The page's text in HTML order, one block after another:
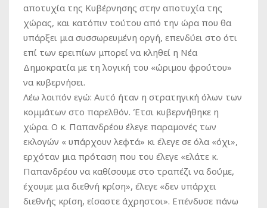
αποτυχία της Κυβέρνησης στην αποτυχία της
χώρας, και κατόπιν τούτου από την ώρα που θα
υπάρξει μια συσσωρευμένη οργή, επενδύει στο ότι
επί των ερειπίων μπορεί να κληθεί η Νέα
Δημοκρατία με τη λογική του «ώριμου φρούτου»
να κυβερνήσει.
Λέω λοιπόν εγώ: Αυτό ήταν η στρατηγική όλων των
κομμάτων στο παρελθόν. Έτσι κυβερνήθηκε η
χώρα. Ο κ. Παπανδρέου έλεγε παραμονές των
εκλογών « υπάρχουν λεφτά» κι έλεγε σε όλα «όχι»,
ερχόταν μια πρόταση που του έλεγε «ελάτε κ.
Παπανδρέου να καθίσουμε στο τραπέζι να δούμε,
έχουμε μια διεθνή κρίση», έλεγε «δεν υπάρχει
διεθνής κρίση, είσαστε άχρηστοι». Επένδυσε πάνω